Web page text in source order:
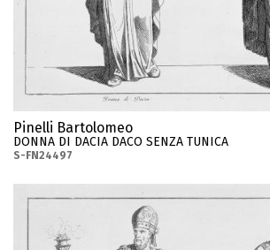
Pinelli Bartolomeo
DONNA DI DACIA DACO SENZA TUNICA
S-FN24497